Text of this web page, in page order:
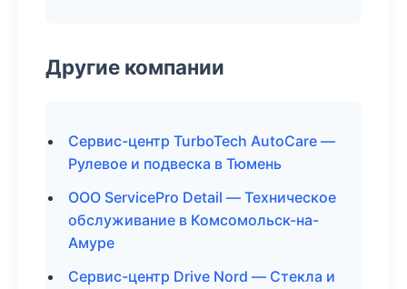
Другие компании
Сервис-центр TurboTech AutoCare —
Рулевое и подвеска в Тюмень
ООО ServicePro Detail — Техническое
обслуживание в Комсомольск-на-
Амуре
Сервис-центр Drive Nord — Стекла и